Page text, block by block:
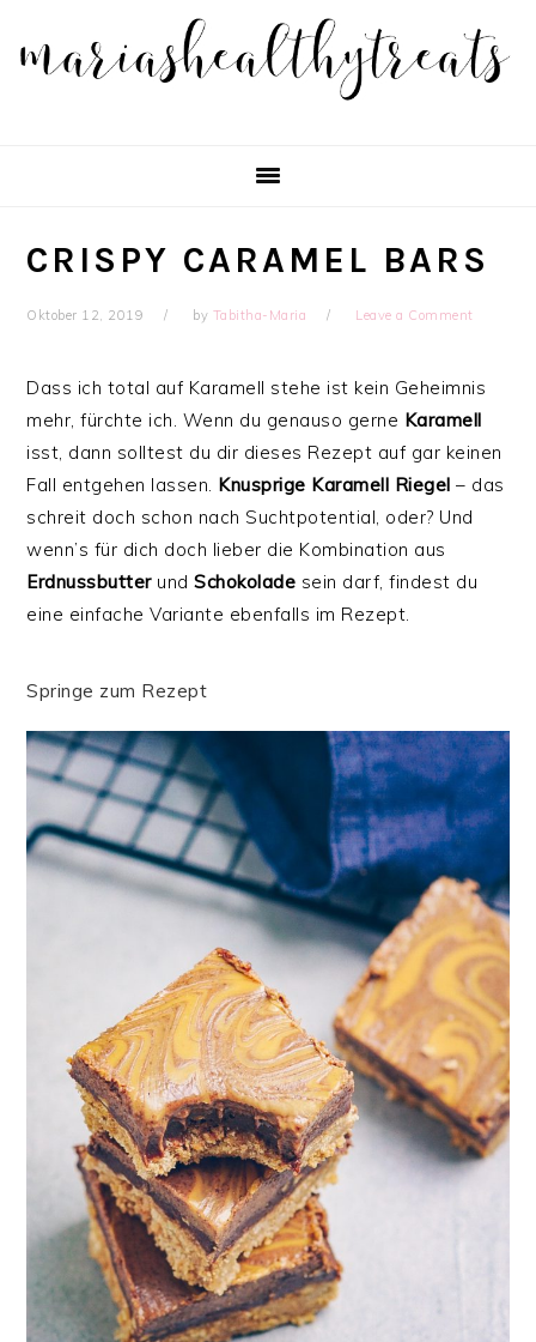
primary
primary
footer
CRISPY CARAMEL BARS
Oktober 12, 2019 by Tabitha-Maria Leave a Comment
Dass ich total auf Karamell stehe ist kein Geheimnis
mehr, fürchte ich. Wenn du genauso gerne Karamell
isst, dann solltest du dir dieses Rezept auf gar keinen
Fall entgehen lassen. Knusprige Karamell Riegel – das
schreit doch schon nach Suchtpotential, oder? Und
wenn’s für dich doch lieber die Kombination aus
ErdnussbutterundSchokolade sein darf, findest du
eine einfache Variante ebenfalls im Rezept.
Springe zum Rezept